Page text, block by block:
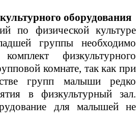
оборудования
по физической культуре
группы необходимо
физкультурного
комнате, так как при
групп малыши редко
в физкультурный зал.
для малышей не